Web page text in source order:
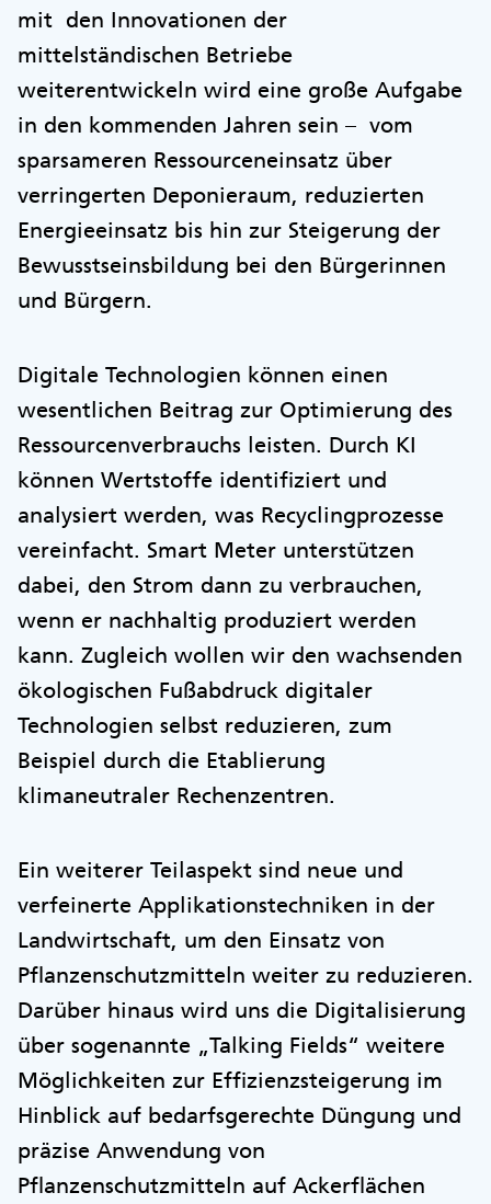
mit den Innovationen der
mittelständischen Betriebe
weiterentwickeln wird eine große Aufgabe
in den kommenden Jahren sein – vom
sparsameren Ressourceneinsatz über
verringerten Deponieraum, reduzierten
Energieeinsatz bis hin zur Steigerung der
Bewusstseinsbildung bei den Bürgerinnen
und Bürgern.
Digitale Technologien können einen
wesentlichen Beitrag zur Optimierung des
Ressourcenverbrauchs leisten. Durch KI
können Wertstoffe identifiziert und
analysiert werden, was Recyclingprozesse
vereinfacht. Smart Meter unterstützen
dabei, den Strom dann zu verbrauchen,
wenn er nachhaltig produziert werden
kann. Zugleich wollen wir den wachsenden
ökologischen Fußabdruck digitaler
Technologien selbst reduzieren, zum
Beispiel durch die Etablierung
klimaneutraler Rechenzentren.
Ein weiterer Teilaspekt sind neue und
verfeinerte Applikationstechniken in der
Landwirtschaft, um den Einsatz von
Pflanzenschutzmitteln weiter zu reduzieren.
Darüber hinaus wird uns die Digitalisierung
über sogenannte „Talking Fields“ weitere
Möglichkeiten zur Effizienzsteigerung im
Hinblick auf bedarfsgerechte Düngung und
präzise Anwendung von
Pflanzenschutzmitteln auf Ackerflächen